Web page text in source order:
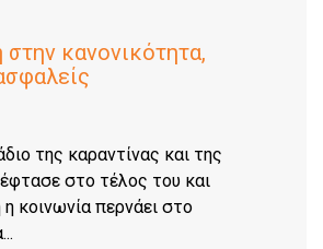
κανονικότητα,
της καραντίνας και της
στο τέλος του και
κοινωνία περνάει στο